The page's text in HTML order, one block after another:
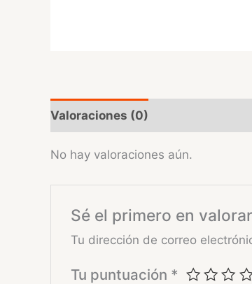
Valoraciones (0)
No hay valoraciones aún.
Sé el primero en
Tu dirección de correo
Tu puntuación *